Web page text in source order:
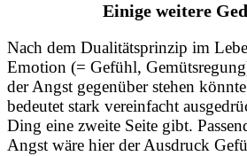
Einige weitere
Nach dem Dualitätsprinzip im
Emotion (= Gefühl,
der Angst gegenüber stehen
bedeutet stark vereinfacht
Ding eine zweite Seite gibt.
Angst wäre hier der Ausdruck